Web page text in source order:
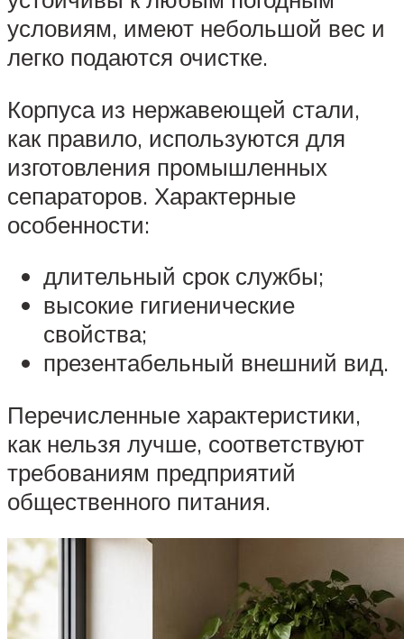
условиям, имеют небольшой вес и
легко подаются очистке.
Корпуса из нержавеющей стали,
как правило, используются для
изготовления промышленных
сепараторов. Характерные
особенности:
длительный срок службы;
высокие гигиенические
свойства;
презентабельный внешний вид.
Перечисленные характеристики,
как нельзя лучше, соответствуют
требованиям предприятий
общественного питания.